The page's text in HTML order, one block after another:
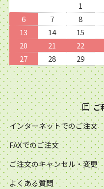
1
6
7 8
13
14 15
20
21 22
27
28 29
ご
インターネットでのご注文
FAXでのご注文
ご注文のキャンセル・変更
よくある質問